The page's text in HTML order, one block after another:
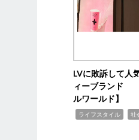
LVに敗訴して
ィーブランド
ルワールド】
ライフスタイル 社